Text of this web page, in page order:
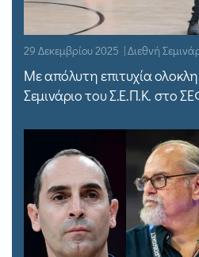
29 Δεκεμβρίου 2025 | Διεθνή
Με απόλυτη επιτυχία
Σεμινάριο του Σ.Ε.Π.Κ. στο